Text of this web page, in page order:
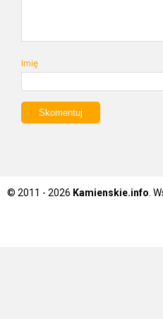
Imię
© 2011 - 2026 Kamienskie.info .